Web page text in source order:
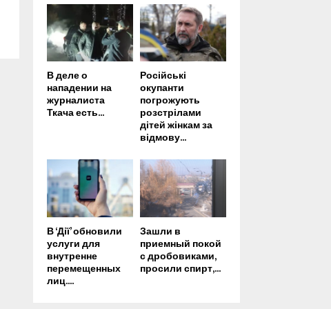
В деле о
нападении на
журналиста
Ткача есть...
Російські
окупанти
погрожують
розстрілами
дітей жінкам за
відмову...
В ‘Дії’ обновили
услуги для
внутренне
перемещенных
лиц....
Зашли в
приемный покой
с дробовиками,
просили спирт,...